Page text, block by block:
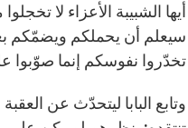
أيها الشبيبة الأعزاء لا
سيعلم أن يحملكم ويضمّكم
تخدّروا نفوسكم إنما
وتابع البابا ليتحدّث عن